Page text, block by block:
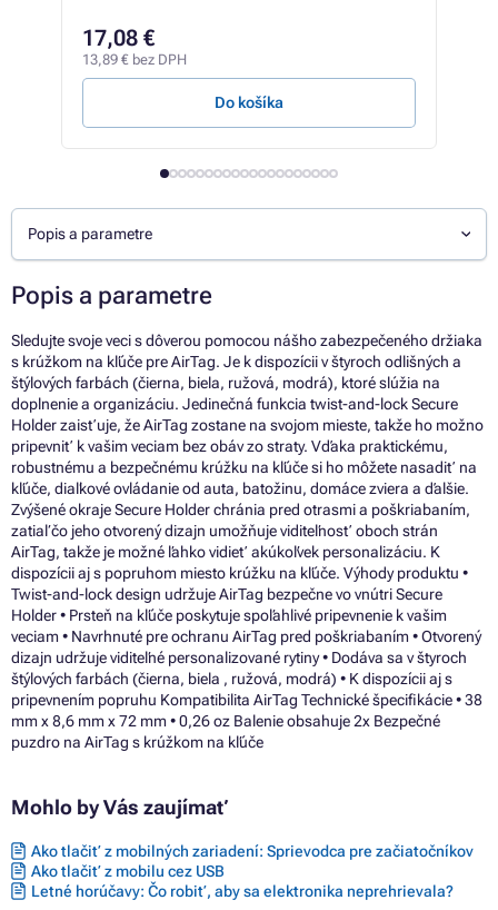
17,08 €
13,89 € bez DPH
Do košíka
Popis a parametre
Popis a parametre
Sledujte svoje veci s dôverou pomocou nášho zabezpečeného držiaka
s krúžkom na kľúče pre AirTag. Je k dispozícii v štyroch odlišných a
štýlových farbách (čierna, biela, ružová, modrá), ktoré slúžia na
doplnenie a organizáciu. Jedinečná funkcia twist-and-lock Secure
Holder zaisťuje, že AirTag zostane na svojom mieste, takže ho možno
pripevniť k vašim veciam bez obáv zo straty. Vďaka praktickému,
robustnému a bezpečnému krúžku na kľúče si ho môžete nasadiť na
kľúče, diaľkové ovládanie od auta, batožinu, domáce zviera a ďalšie.
Zvýšené okraje Secure Holder chránia pred otrasmi a poškriabaním,
zatiaľ čo jeho otvorený dizajn umožňuje viditeľnosť oboch strán
AirTag, takže je možné ľahko vidieť akúkoľvek personalizáciu. K
dispozícii aj s popruhom miesto krúžku na kľúče. Výhody produktu •
Twist-and-lock design udržuje AirTag bezpečne vo vnútri Secure
Holder • Prsteň na kľúče poskytuje spoľahlivé pripevnenie k vašim
veciam • Navrhnuté pre ochranu AirTag pred poškriabaním • Otvorený
dizajn udržuje viditeľné personalizované rytiny • Dodáva sa v štyroch
štýlových farbách (čierna, biela , ružová, modrá) • K dispozícii aj s
pripevnením popruhu Kompatibilita AirTag Technické špecifikácie • 38
mm x 8,6 mm x 72 mm • 0,26 oz Balenie obsahuje 2x Bezpečné
puzdro na AirTag s krúžkom na kľúče
Mohlo by Vás zaujímať
Ako tlačiť z mobilných zariadení: Sprievodca pre začiatočníkov
Ako tlačiť z mobilu cez USB
Letné horúčavy: Čo robiť, aby sa elektronika neprehrievala?